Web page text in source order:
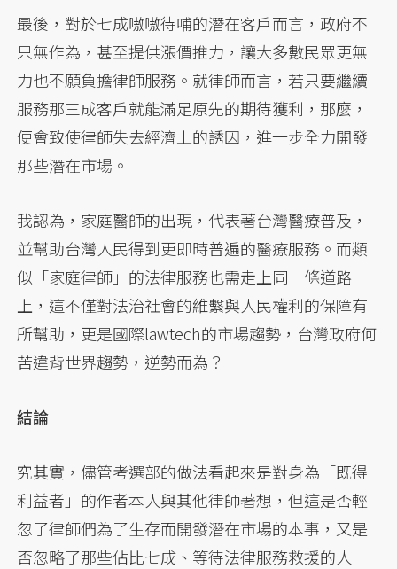
最後，對於七成嗷嗷待哺的潛在客戶而言，政府不
只無作為，甚至提供漲價推力，讓大多數民眾更無
力也不願負擔律師服務。就律師而言，若只要繼續
服務那三成客戶就能滿足原先的期待獲利，那麼，
便會致使律師失去經濟上的誘因，進一步全力開發
那些潛在市場。
我認為，家庭醫師的出現，代表著台灣醫療普及，
並幫助台灣人民得到更即時普遍的醫療服務。而類
似「家庭律師」的法律服務也需走上同一條道路
上，這不僅對法治社會的維繫與人民權利的保障有
所幫助，更是國際lawtech的市場趨勢，台灣政府何
苦違背世界趨勢，逆勢而為？
結論
究其實，儘管考選部的做法看起來是對身為「既得
利益者」的作者本人與其他律師著想，但這是否輕
忽了律師們為了生存而開發潛在市場的本事，又是
否忽略了那些佔比七成、等待法律服務救援的人